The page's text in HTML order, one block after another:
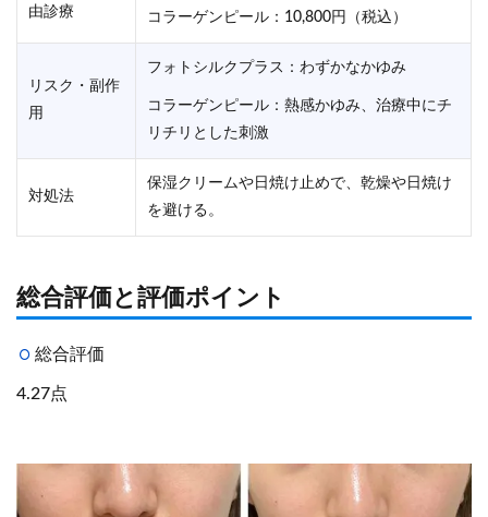
由診療
コラーゲンピール：10,800円（税込）
リスク・副作
用
フォトシルクプラス：わずかなかゆみ
コラーゲンピール：熱感かゆみ、治療中にチ
リチリとした刺激
対処法
保湿クリームや日焼け止めで、乾燥や日焼け
を避ける。
総合評価と評価ポイント
総合評価
4.27点